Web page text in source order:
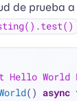
de prueba
Hello World
() async